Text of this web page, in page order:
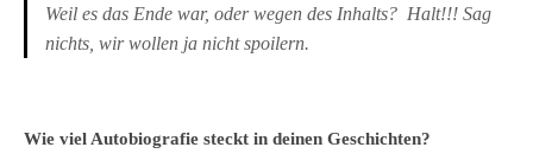
Weil es das Ende war, oder wegen des Inhalts? Halt!!! Sag
nichts, wir wollen ja nicht spoilern.
Wie viel Autobiografie steckt in deinen Geschichten?